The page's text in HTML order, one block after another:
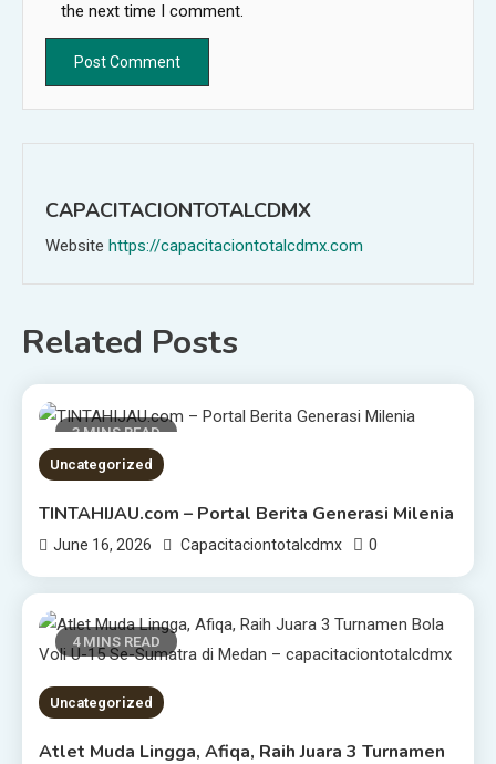
the next time I comment.
CAPACITACIONTOTALCDMX
Website https://capacitaciontotalcdmx.com
Related Posts
3 MINS READ
Uncategorized
TINTAHIJAU.com – Portal Berita Generasi Milenia
June 16, 2026 Capacitaciontotalcdmx 0
4 MINS READ
Uncategorized
Atlet Muda Lingga, Afiqa, Raih Juara 3 Turnamen